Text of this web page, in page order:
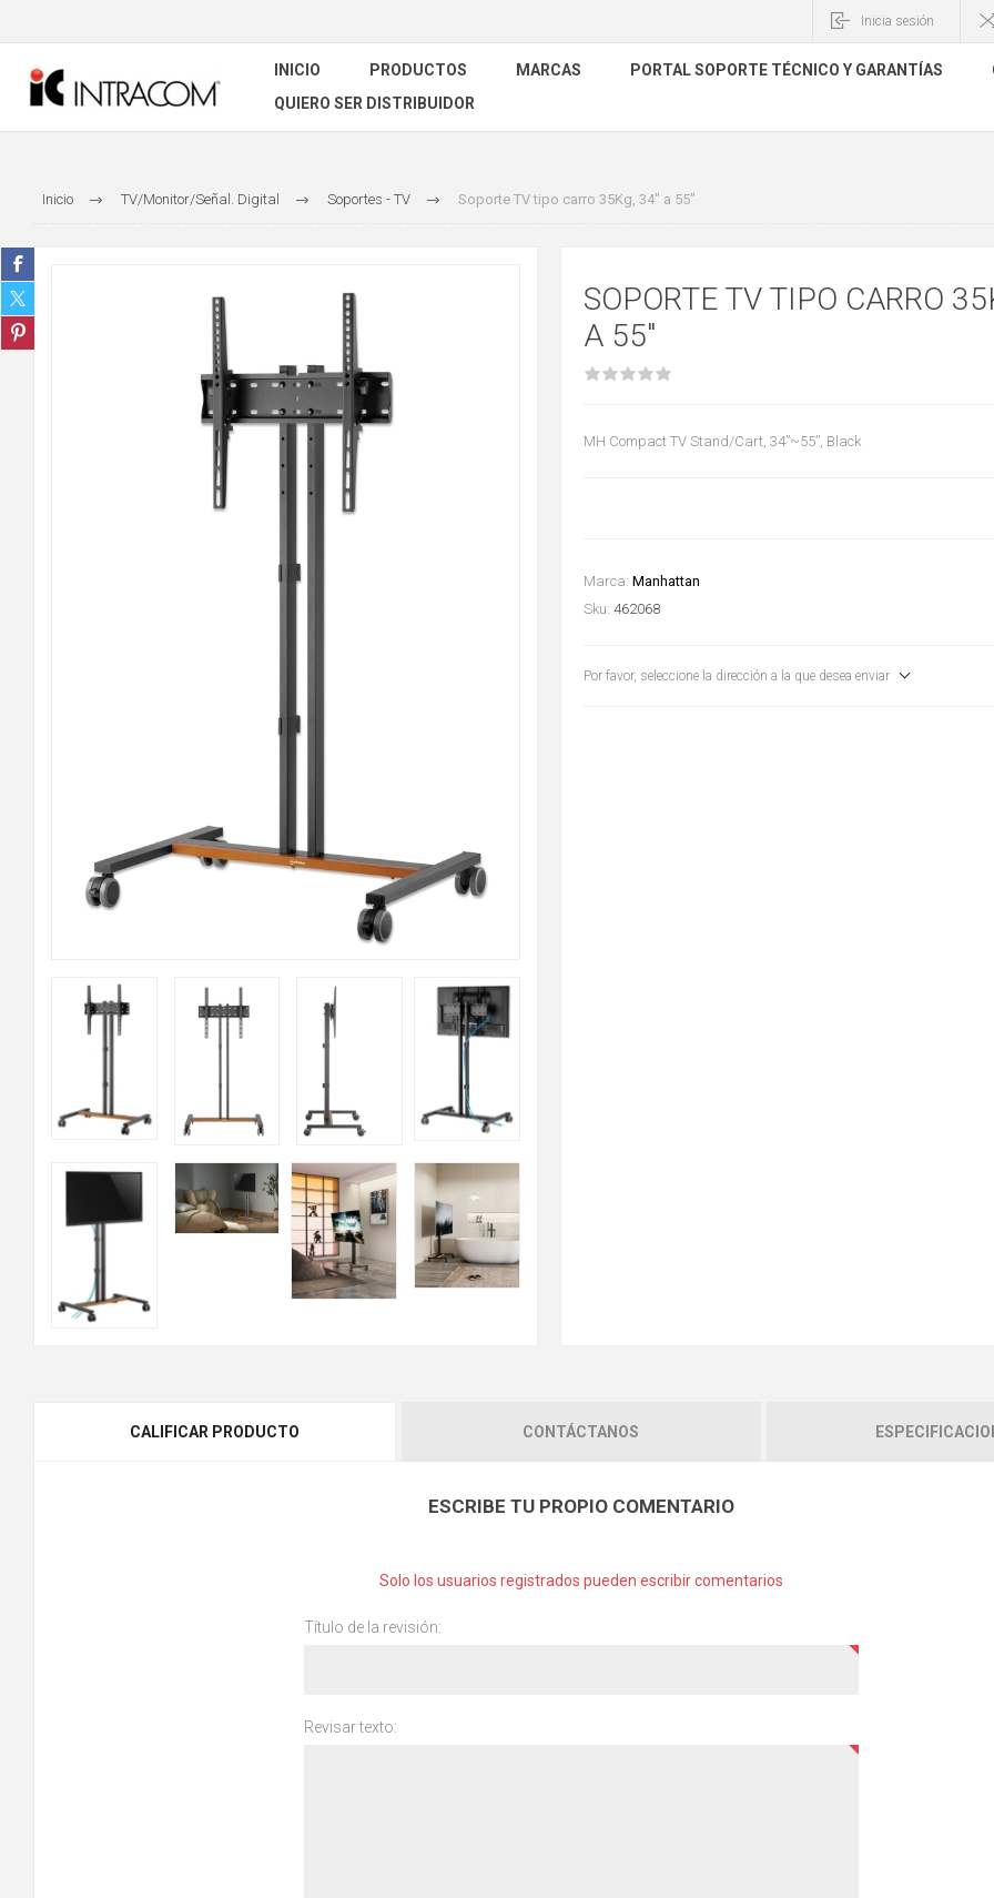
Inicia sesión
INICIO PRODUCTOS MARCAS PORTAL SOPORTE TÉCNICO Y GARANTÍAS
QUIERO SER DISTRIBUIDOR
Inicio TV/Monitor/Señal. Digital Soportes - TV Soporte TV tipo carro 35Kg, 34" a 55"
SOPORTE TV TIPO CARRO
A 55"
MH Compact TV Stand/Cart, 34”~55”, Black
Marca: Manhattan
Sku: 462068
Por favor, seleccione la dirección a la que desea enviar
CALIFICAR PRODUCTO CONTÁCTANOS
ESCRIBE TU PROPIO COMENTARIO
Solo los usuarios registrados pueden escribir comentarios
Título de la revisión:
Revisar texto: